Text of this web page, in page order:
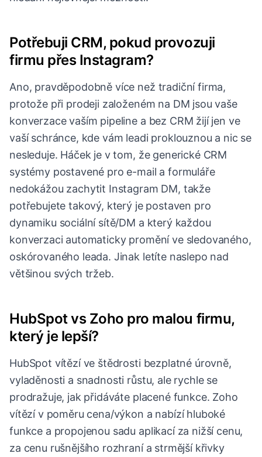
Potřebuji CRM, pokud provozuji
firmu přes Instagram?
Ano, pravděpodobně více než tradiční firma,
protože při prodeji založeném na DM jsou vaše
konverzace vaším pipeline a bez CRM žijí jen ve
vaší schránce, kde vám leadi proklouznou a nic se
nesleduje. Háček je v tom, že generické CRM
systémy postavené pro e-mail a formuláře
nedokážou zachytit Instagram DM, takže
potřebujete takový, který je postaven pro
dynamiku sociální sítě/DM a který každou
konverzaci automaticky promění ve sledovaného,
oskórovaného leada. Jinak letíte naslepo nad
většinou svých tržeb.
HubSpot vs Zoho pro malou firmu,
který je lepší?
HubSpot vítězí ve štědrosti bezplatné úrovně,
vyladěnosti a snadnosti růstu, ale rychle se
prodražuje, jak přidáváte placené funkce. Zoho
vítězí v poměru cena/výkon a nabízí hluboké
funkce a propojenou sadu aplikací za nižší cenu,
za cenu rušnějšího rozhraní a strmější křivky